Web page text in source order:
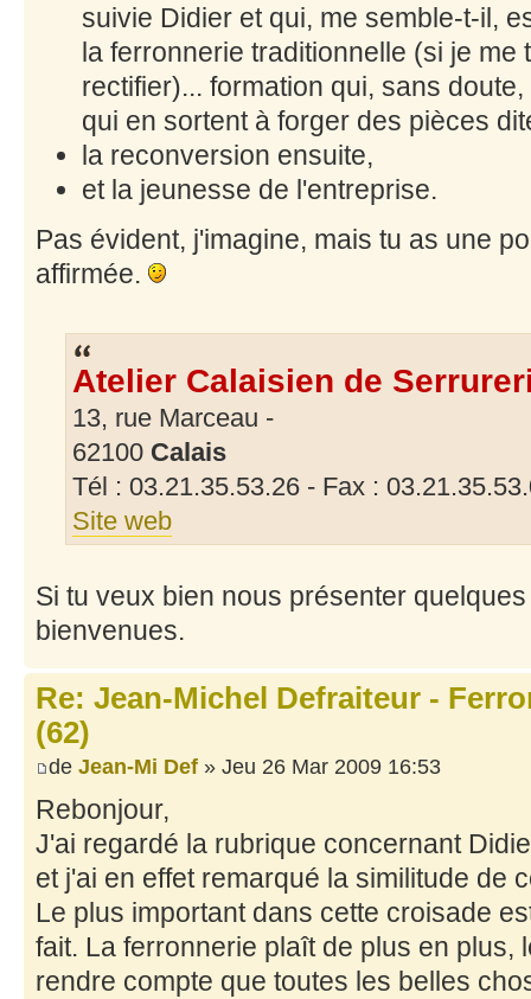
suivie Didier et qui, me semble-t-il,
la ferronnerie traditionnelle (si je me
rectifier)... formation qui, sans
qui en sortent à forger des pièces
la reconversion ensuite,
et la jeunesse de l'entreprise.
Pas évident, j'imagine, mais tu as une
affirmée.
Atelier Calaisien de
13, rue Marceau -
62100 Calais
Tél : 03.21.35.53.26 - Fax :
Site web
Si tu veux bien nous présenter
bienvenues.
Re: Jean-Michel Defraiteur -
(62)
de Jean-Mi Def » Jeu 26 Mar 2009 16:53
Rebonjour,
J'ai regardé la rubrique concernant
et j'ai en effet remarqué la similitude de
Le plus important dans cette croisade
fait. La ferronnerie plaît de plus en plus,
rendre compte que toutes les belles